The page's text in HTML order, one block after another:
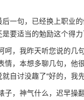
句，已经换上职业的
要适当的勉励这个得力
，我昨天听您说的几
情，本想多聊几句，他
自讨没趣了“好的，我
，神气什么，迟早操